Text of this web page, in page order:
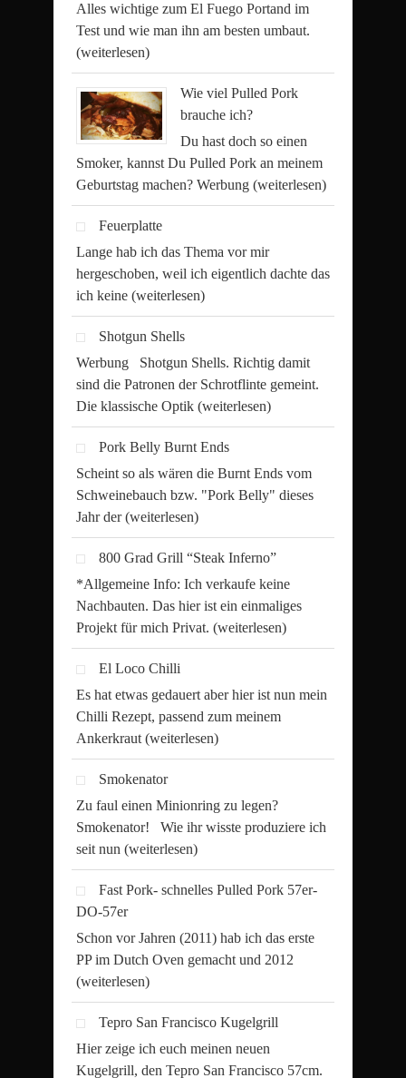
Alles wichtige zum El Fuego Portand im
Test und wie man ihn am besten umbaut.
(weiterlesen)
Wie viel Pulled Pork
brauche ich?
Du hast doch so einen
Smoker, kannst Du Pulled Pork an meinem
Geburtstag machen? Werbung (weiterlesen)
Feuerplatte
Lange hab ich das Thema vor mir
hergeschoben, weil ich eigentlich dachte das
ich keine (weiterlesen)
Shotgun Shells
Werbung Shotgun Shells. Richtig damit
sind die Patronen der Schrotflinte gemeint.
Die klassische Optik (weiterlesen)
Pork Belly Burnt Ends
Scheint so als wären die Burnt Ends vom
Schweinebauch bzw. "Pork Belly" dieses
Jahr der(weiterlesen)
800 Grad Grill “Steak Inferno”
*Allgemeine Info: Ich verkaufe keine
Nachbauten. Das hier ist ein einmaliges
Projekt für mich Privat. (weiterlesen)
El Loco Chilli
Es hat etwas gedauert aber hier ist nun mein
Chilli Rezept, passend zum meinem
Ankerkraut (weiterlesen)
Smokenator
Zu faul einen Minionring zu legen?
Smokenator! Wie ihr wisste produziere ich
seit nun (weiterlesen)
Fast Pork- schnelles Pulled Pork 57er-
DO-57er
Schon vor Jahren (2011) hab ich das erste
PP im Dutch Oven gemacht und 2012
(weiterlesen)
Tepro San Francisco Kugelgrill
Hier zeige ich euch meinen neuen
Kugelgrill, den Tepro San Francisco 57cm.